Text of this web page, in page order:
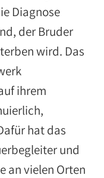
Diagnose
der Bruder
wird. Das
ihrem
hat das
und
an vielen Orten